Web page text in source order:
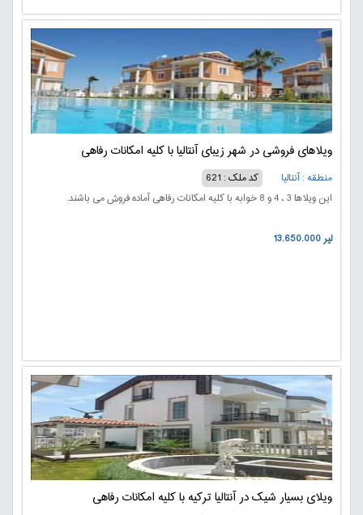
ویلاهای فروشی در شهر زیبای آنتالیا با کلیه امکانات رفاهی
منطقه : آنتالیا
کد ملک : 621
این ویلاها 3 ، 4 و 8 خوابه با کلیه امکانات رفاهی آماده فروش می باشند.
13.650.000 لیر
ویلای بسیار شیک در آنتالیا ترکیه با کلیه امکانات رفاهی